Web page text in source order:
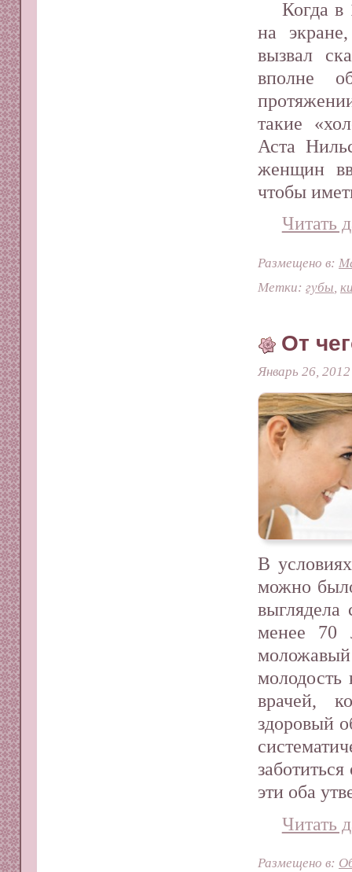
Когда в
на
вызвал
вполне
такие
Аста
женщин
чтобы
Читать
Размещено в:
Метки: губы,
От
Январь 26, 2012
В
можно
менее 70
врачей,
здоровый
эти оба
Читать
Размещено в: